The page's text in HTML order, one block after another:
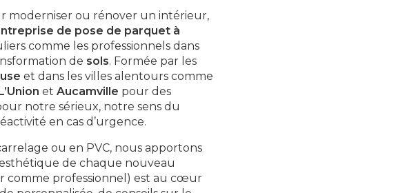
moderniser ou rénover un intérieur,
de pose de parquet à
comme les professionnels dans
de sols. Formée par les
et dans les villes alentours comme
et Aucamville pour des
notre sérieux, notre sens du
en cas d’urgence.
ou en PVC, nous apportons
de chaque nouveau
comme professionnel) est au cœur